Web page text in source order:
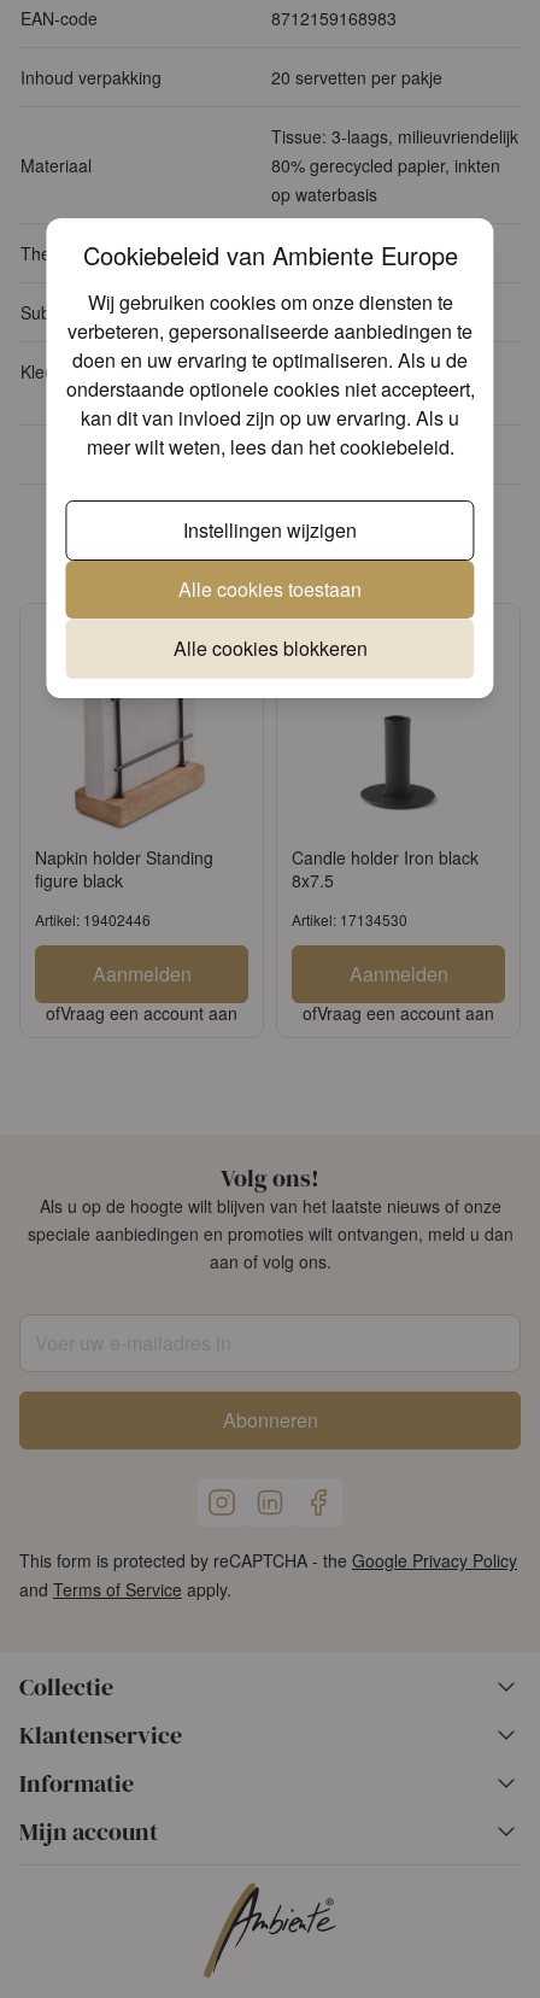
Cookiebeleid van Ambiente Europe
Wij gebruiken cookies om onze diensten te
verbeteren, gepersonaliseerde aanbiedingen te
doen en uw ervaring te optimaliseren. Als u de
onderstaande optionele cookies niet accepteert,
kan dit van invloed zijn op uw ervaring. Als u
meer wilt weten, lees dan hetcookiebeleid.
Instellingen wijzigen
Alle cookies toestaan
Alle cookies blokkeren
EAN-code 8712159168983
Inhoud verpakking 20 servetten per pakje
Materiaal
Tissue: 3-laags, milieuvriendelijk
80% gerecycled papier, inkten
op waterbasis
Thema's Bloemen - Planten
Sub Thema Bloemen mix
Kleur Zwart
Meer dan 30 jaar ervaring
Andere producten die mogelijk
iets voor u zijn!
Napkin holder Standing
figure black
Artikel: 19402446
Aanmelden
ofVraag een account aan
Candle holder Iron black
8x7.5
Artikel: 17134530
Aanmelden
ofVraag een account aan
Volg ons!
Als u op de hoogte wilt blijven van het laatste nieuws of onze
speciale aanbiedingen en promoties wilt ontvangen, meld u dan
aan of volg ons.
Abonneren
This form is protected by reCAPTCHA - the Google Privacy Policy
and Terms of Service apply.
Collectie
Klantenservice
Informatie
Mijn account